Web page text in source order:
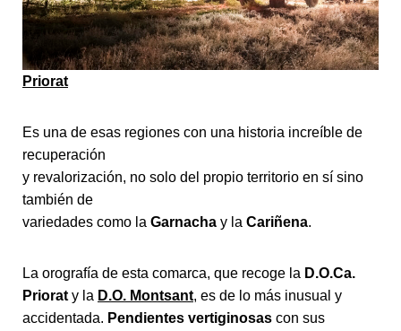
Priorat
Es una de esas regiones con una historia increíble de
recuperación
y revalorización, no solo del propio territorio en sí sino
también de
variedades como la Garnacha y la Cariñena.
La orografía de esta comarca, que recoge la D.O.Ca.
Priorat y la D.O. Montsant, es de lo más inusual y
accidentada. Pendientes vertiginosas con sus